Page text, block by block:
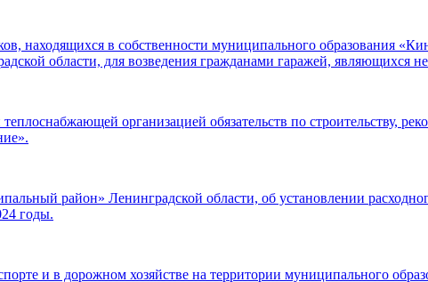
находящихся в собственности муниципального образования
области, для возведения гражданами гаражей, являющихся
организацией обязательств по строительству,
район» Ленинградской области, об установлении
годы.
и в дорожном хозяйстве на территории муниципального